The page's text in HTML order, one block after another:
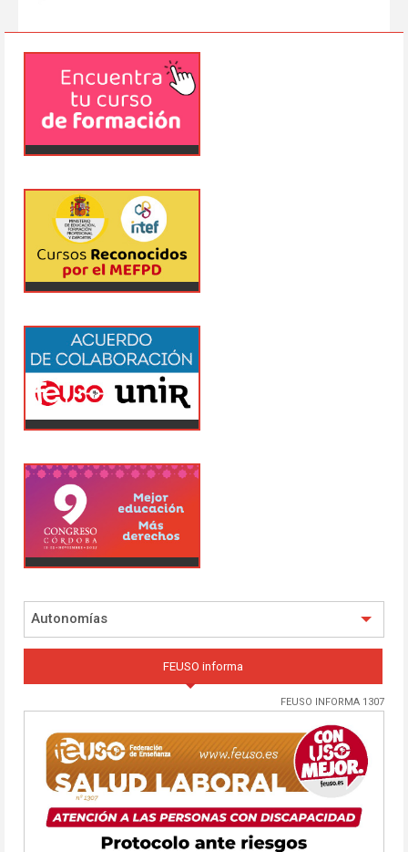
Autonomías
FEUSO informa
FEUSO INFORMA 1307